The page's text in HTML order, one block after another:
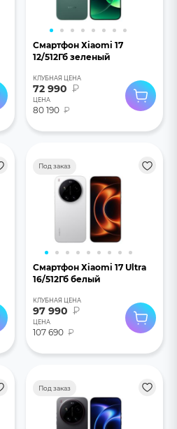
Смартфон Хiaomi 17
12/512Гб зеленый
КЛУБНАЯ ЦЕНА
72 990 ₽
ЦЕНА
80 190 ₽
Под заказ
Смартфон Хiaomi 17 Ultra
16/512Гб белый
КЛУБНАЯ ЦЕНА
97 990 ₽
ЦЕНА
107 690 ₽
Под заказ